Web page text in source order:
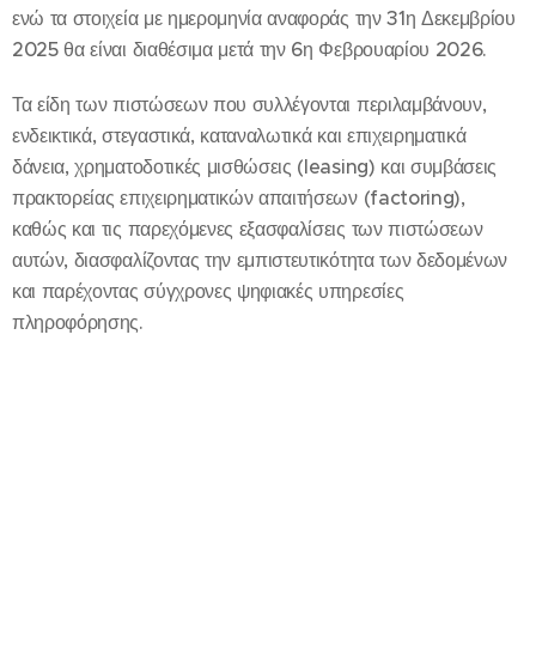
ενώ τα στοιχεία με ημερομηνία αναφοράς την 31η Δεκεμβρίου
2025 θα είναι διαθέσιμα μετά την 6η Φεβρουαρίου 2026.
Τα είδη των πιστώσεων που συλλέγονται περιλαμβάνουν,
ενδεικτικά, στεγαστικά, καταναλωτικά και επιχειρηματικά
δάνεια, χρηματοδοτικές μισθώσεις (leasing) και συμβάσεις
πρακτορείας επιχειρηματικών απαιτήσεων (factoring),
καθώς και τις παρεχόμενες εξασφαλίσεις των πιστώσεων
αυτών, διασφαλίζοντας την εμπιστευτικότητα των δεδομένων
και παρέχοντας σύγχρονες ψηφιακές υπηρεσίες
πληροφόρησης.